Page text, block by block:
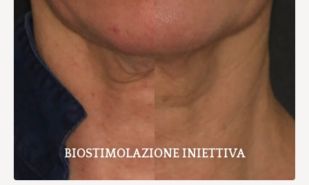
BIOSTIMOLAZIONE INIETTIVA